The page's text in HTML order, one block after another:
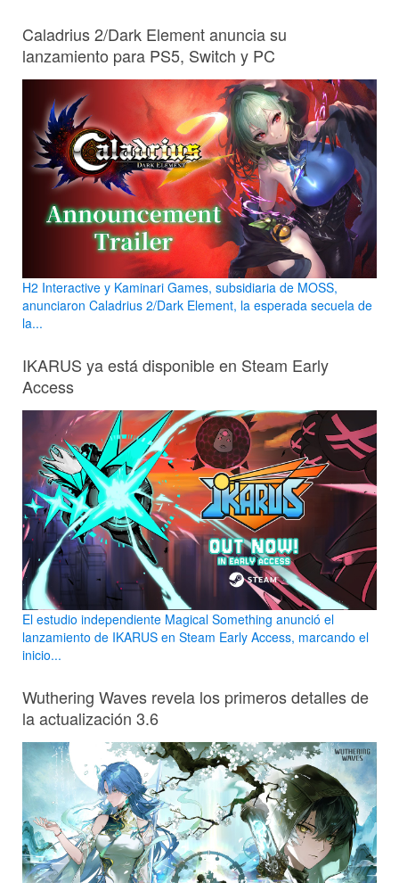
Caladrius 2/Dark Element anuncia su
lanzamiento para PS5, Switch y PC
H2 Interactive y Kaminari Games, subsidiaria de MOSS,
anunciaron Caladrius 2/Dark Element, la esperada secuela de
la...
IKARUS ya está disponible en Steam Early
Access
El estudio independiente Magical Something anunció el
lanzamiento de IKARUS en Steam Early Access, marcando el
inicio...
Wuthering Waves revela los primeros detalles de
la actualización 3.6